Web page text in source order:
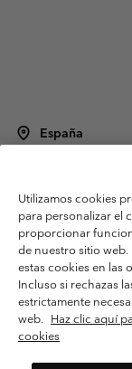
España
Condiciones de uso
Política de Privacidad
Términos y
Términos De Uso Del
Impressum
Cookies
Utilizamos cookies
para personalizar el
proporcionar
de nuestro sitio web.
estas cookies en las
Incluso si rechazas
estrictamente
web. Haz clic aquí
cookies